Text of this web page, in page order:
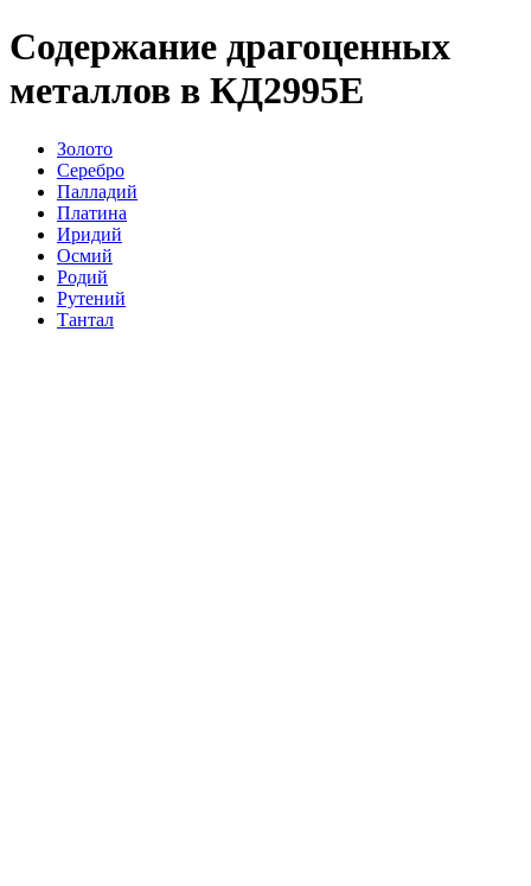
Содержание драгоценных
металлов в КД2995Е
Золото
Серебро
Палладий
Платина
Иридий
Осмий
Родий
Рутений
Тантал